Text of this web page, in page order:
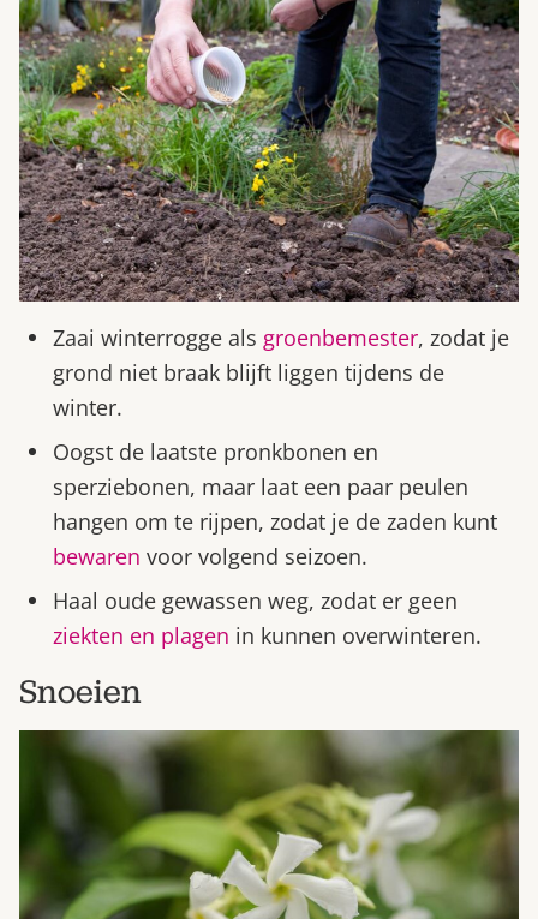
Zaai winterrogge als groenbemester, zodat je
grond niet braak blijft liggen tijdens de
winter.
Oogst de laatste pronkbonen en
sperziebonen, maar laat een paar peulen
hangen om te rijpen, zodat je de zaden kunt
bewaren voor volgend seizoen.
Haal oude gewassen weg, zodat er geen
ziekten en plagen in kunnen overwinteren.
Snoeien